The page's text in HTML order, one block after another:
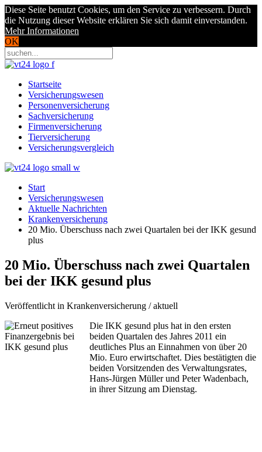
Diese Seite benutzt Cookies, um den Service zu verbessern. Durch
die Nutzung dieser Website erklären Sie sich damit einverstanden.
Mehr Informationen
OK
Startseite
Versicherungswesen
Personenversicherung
Sachversicherung
Firmenversicherung
Tierversicherung
Versicherungsvergleich
Start
Versicherungswesen
Aktuelle Nachrichten
Krankenversicherung
20 Mio. Überschuss nach zwei Quartalen bei der IKK gesund
plus
20 Mio. Überschuss nach zwei Quartalen
bei der IKK gesund plus
Veröffentlicht in Krankenversicherung / aktuell
Die IKK gesund plus hat in den ersten
beiden Quartalen des Jahres 2011 ein
deutliches Plus an Einnahmen von über 20
Mio. Euro erwirtschaftet. Dies bestätigten die
beiden Vorsitzenden des Verwaltungsrates,
Hans-Jürgen Müller und Peter Wadenbach,
in ihrer Sitzung am Dienstag.